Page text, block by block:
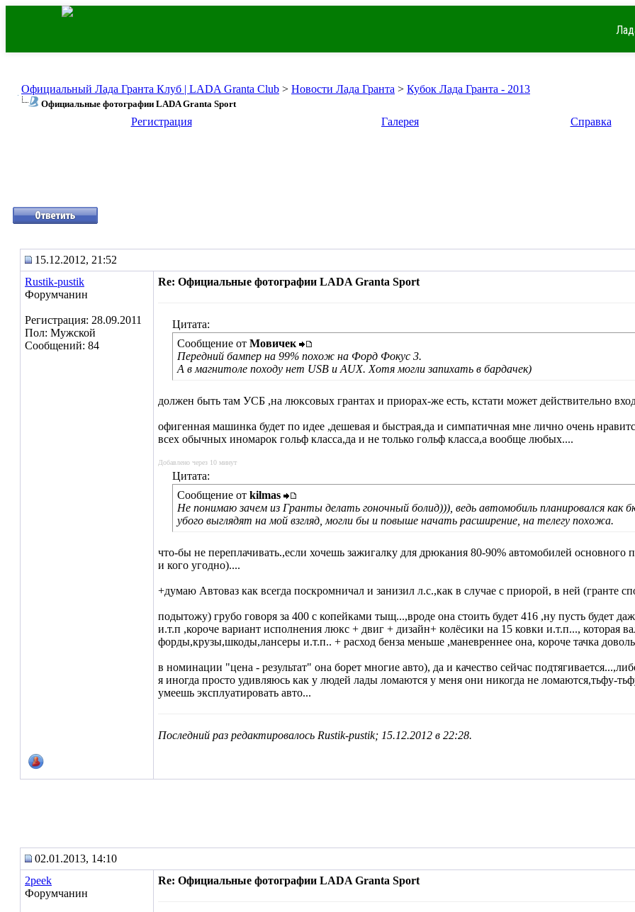
Официальный Лада Гранта Клуб | LADA Granta Club > Новости Лада Гранта > Кубок Лада Гранта - 2013
Официальные фотографии LADA Granta Sport
Регистрация Галерея Справка
15.12.2012, 21:52
Rustik-pustik
Форумчанин
Регистрация: 28.09.2011
Пол: Мужской
Сообщений: 84
Re: Официальные фотографии LADA Granta Sport
Цитата:
Сообщение от Мовичек
Передний бампер на 99% похож на Форд Фокус 3.
А в магнитоле походу нет USB и AUX. Хотя могли запихать в бардачек)
должен быть там УСБ ,на люксовых грантах и приорах-же есть, кстати может действительно вход
офигенная машинка будет по идее ,дешевая и быстрая,да и симпатичная мне лично очень
всех обычных иномарок гольф класса,да и не только гольф класса,а вообще любых....
Добавлено через 10 минут
Цитата:
Сообщение от kilmas
Не понимаю зачем из Гранты делать гоночный болид))), ведь автомобиль планировался
убого выглядят на мой взгляд, могли бы и повыше начать расширение, на телегу похожа.
что-бы не переплачивать.,если хочешь зажигалку для дрюкания 80-90% автомобилей
и кого угодно)....
+думаю Автоваз как всегда поскромничал и занизил л.с.,как в случае с приорой, в ней (гранте
подытожу) грубо говоря за 400 с копейками тыщ...,вроде она стоить будет 416 ,ну пусть будет
и.т.п ,короче вариант исполнения люкс + двиг + дизайн+ колёсики на 15 ковки и.т.п..., которая
форды,крузы,шкоды,лансеры и.т.п.. + расход бенза меньше ,маневреннее она, короче тачка
в номинации "цена - результат" она борет многие авто), да и качество сейчас
я иногда просто удивляюсь как у людей лады ломаются у меня они никогда не ломаются,тьфу-
умеешь эксплуатировать авто...
Последний раз редактировалось Rustik-pustik; 15.12.2012 в 22:28.
02.01.2013, 14:10
2peek
Форумчанин
Re: Официальные фотографии LADA Granta Sport